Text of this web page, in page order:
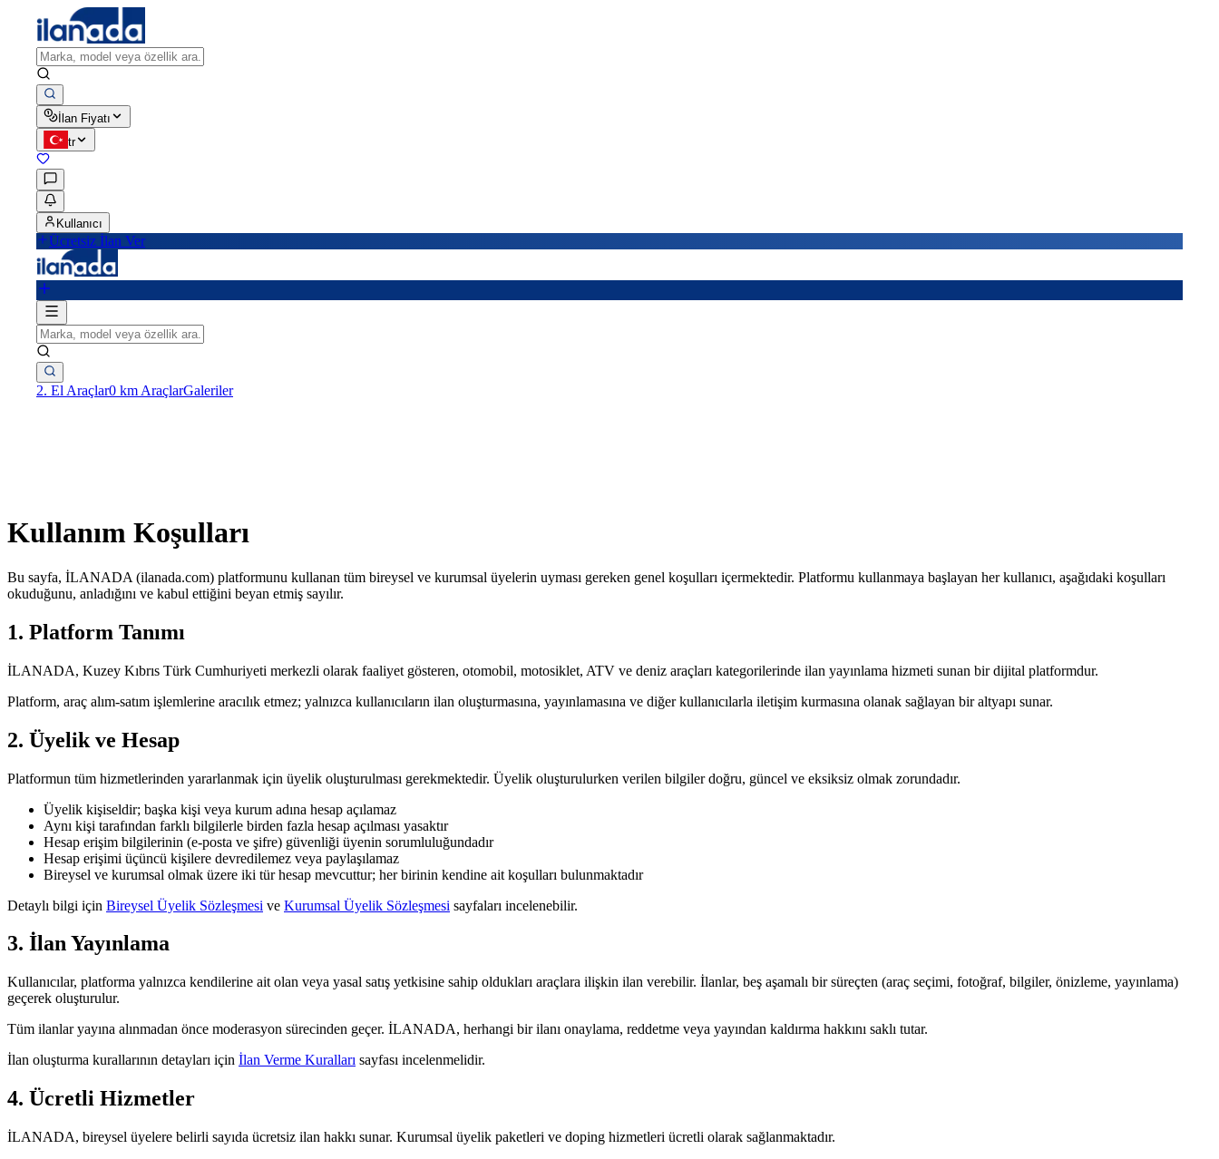
İlan Fiyatı
tr
Kullanıcı
Ücretsiz İlan Ver
2. El Araçlar0 km AraçlarGaleriler
Kullanım Koşulları
Bu sayfa, İLANADA (ilanada.com) platformunu kullanan tüm bireysel ve kurumsal üyelerin uyması gereken genel koşulları içermektedir. Platformu kullanmaya başlayan her kullanıcı, aşağıdaki koşulları
okuduğunu, anladığını ve kabul ettiğini beyan etmiş sayılır.
1. Platform Tanımı
İLANADA, Kuzey Kıbrıs Türk Cumhuriyeti merkezli olarak faaliyet gösteren, otomobil, motosiklet, ATV ve deniz araçları kategorilerinde ilan yayınlama hizmeti sunan bir dijital platformdur.
Platform, araç alım-satım işlemlerine aracılık etmez; yalnızca kullanıcıların ilan oluşturmasına, yayınlamasına ve diğer kullanıcılarla iletişim kurmasına olanak sağlayan bir altyapı sunar.
2. Üyelik ve Hesap
Platformun tüm hizmetlerinden yararlanmak için üyelik oluşturulması gerekmektedir. Üyelik oluşturulurken verilen bilgiler doğru, güncel ve eksiksiz olmak zorundadır.
Üyelik kişiseldir; başka kişi veya kurum adına hesap açılamaz
Aynı kişi tarafından farklı bilgilerle birden fazla hesap açılması yasaktır
Hesap erişim bilgilerinin (e-posta ve şifre) güvenliği üyenin sorumluluğundadır
Hesap erişimi üçüncü kişilere devredilemez veya paylaşılamaz
Bireysel ve kurumsal olmak üzere iki tür hesap mevcuttur; her birinin kendine ait koşulları bulunmaktadır
Detaylı bilgi için Bireysel Üyelik Sözleşmesi ve Kurumsal Üyelik Sözleşmesi sayfaları incelenebilir.
3. İlan Yayınlama
Kullanıcılar, platforma yalnızca kendilerine ait olan veya yasal satış yetkisine sahip oldukları araçlara ilişkin ilan verebilir. İlanlar, beş aşamalı bir süreçten (araç seçimi, fotoğraf, bilgiler, önizleme, yayınlama)
geçerek oluşturulur.
Tüm ilanlar yayına alınmadan önce moderasyon sürecinden geçer. İLANADA, herhangi bir ilanı onaylama, reddetme veya yayından kaldırma hakkını saklı tutar.
İlan oluşturma kurallarının detayları için İlan Verme Kuralları sayfası incelenmelidir.
4. Ücretli Hizmetler
İLANADA, bireysel üyelere belirli sayıda ücretsiz ilan hakkı sunar. Kurumsal üyelik paketleri ve doping hizmetleri ücretli olarak sağlanmaktadır.